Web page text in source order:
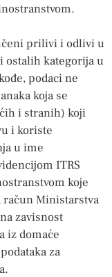
prilivi i odlivi u
ostalih kategorija u
podaci ne
koja se
i stranih) koji
i koriste
u ime
ITRS
koje
račun Ministarstva
zavisnost
iz domaće
za